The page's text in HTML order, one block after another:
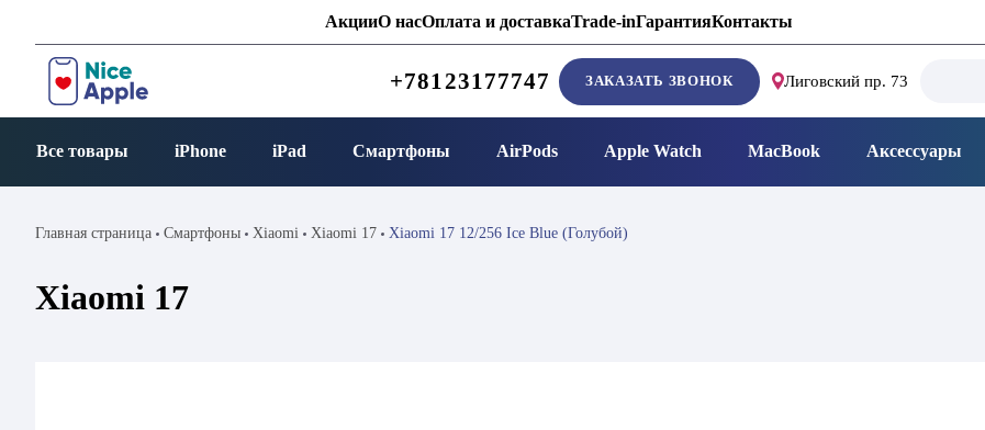
АкцииО насОплата и доставкаTrade-inГарантияКонтакты
+78123177747 ЗАКАЗАТЬ ЗВОНОК Лиговский пр. 73
Все товары iPhone iPad Смартфоны AirPods Apple Watch MacBook Аксессуары
Главная страница Смартфоны Xiaomi Xiaomi 17 Xiaomi 17 12/256 Ice Blue (Голубой)
Xiaomi 17